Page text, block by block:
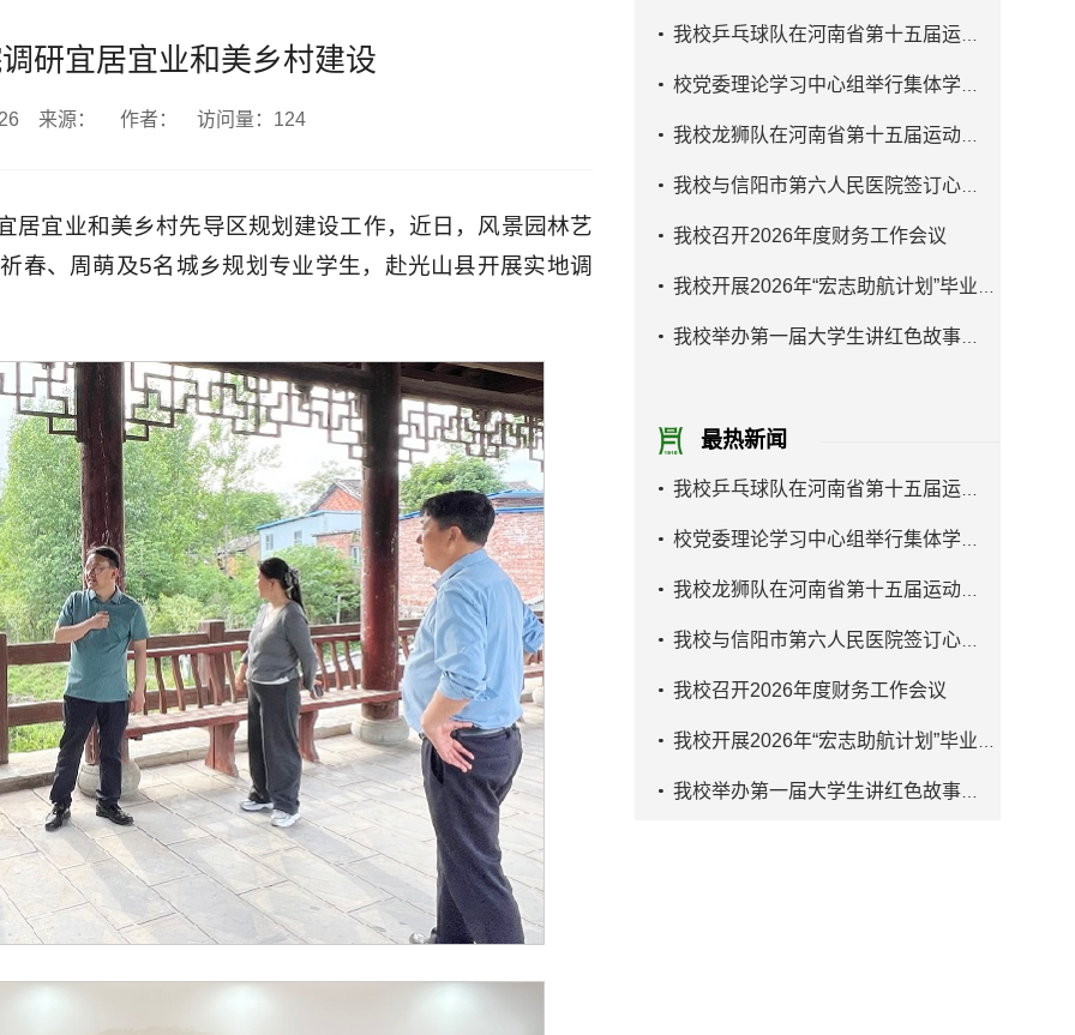
研宜居宜业和美乡村建设
26 来源： 作者： 访问量： 124
居宜业和美乡村先导区规划建设工作，近日，风景园林艺
春、周萌及5名城乡规划专业学生，赴光山县开展实地调
我校召开2026年度财务工作会议
最热新闻
我校召开2026年度财务工作会议